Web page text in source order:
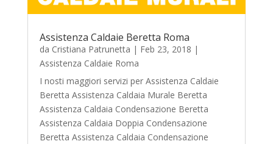
Assistenza Caldaie Beretta Roma
da Cristiana Patrunetta | Feb 23, 2018 |
Assistenza Caldaie Roma
I nosti maggiori servizi per Assistenza Caldaie
Beretta Assistenza Caldaia Murale Beretta
Assistenza Caldaia Condensazione Beretta
Assistenza Caldaia Doppia Condensazione
Beretta Assistenza Caldaia Condensazione